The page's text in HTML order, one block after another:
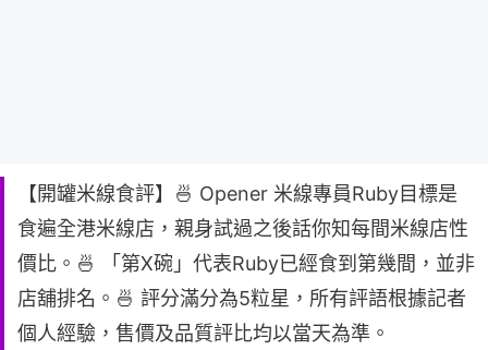
【開罐米線食評】🍜 Opener 米線專員Ruby目標是
食遍全港米線店，親身試過之後話你知每間米線店性
價比。🍜 「第X碗」代表Ruby已經食到第幾間，並非
店舖排名。🍜 評分滿分為5粒星，所有評語根據記者
個人經驗，售價及品質評比均以當天為準。